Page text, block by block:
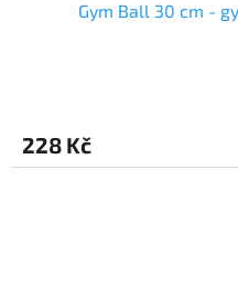
Gym Ball 30 cm -
228 Kč